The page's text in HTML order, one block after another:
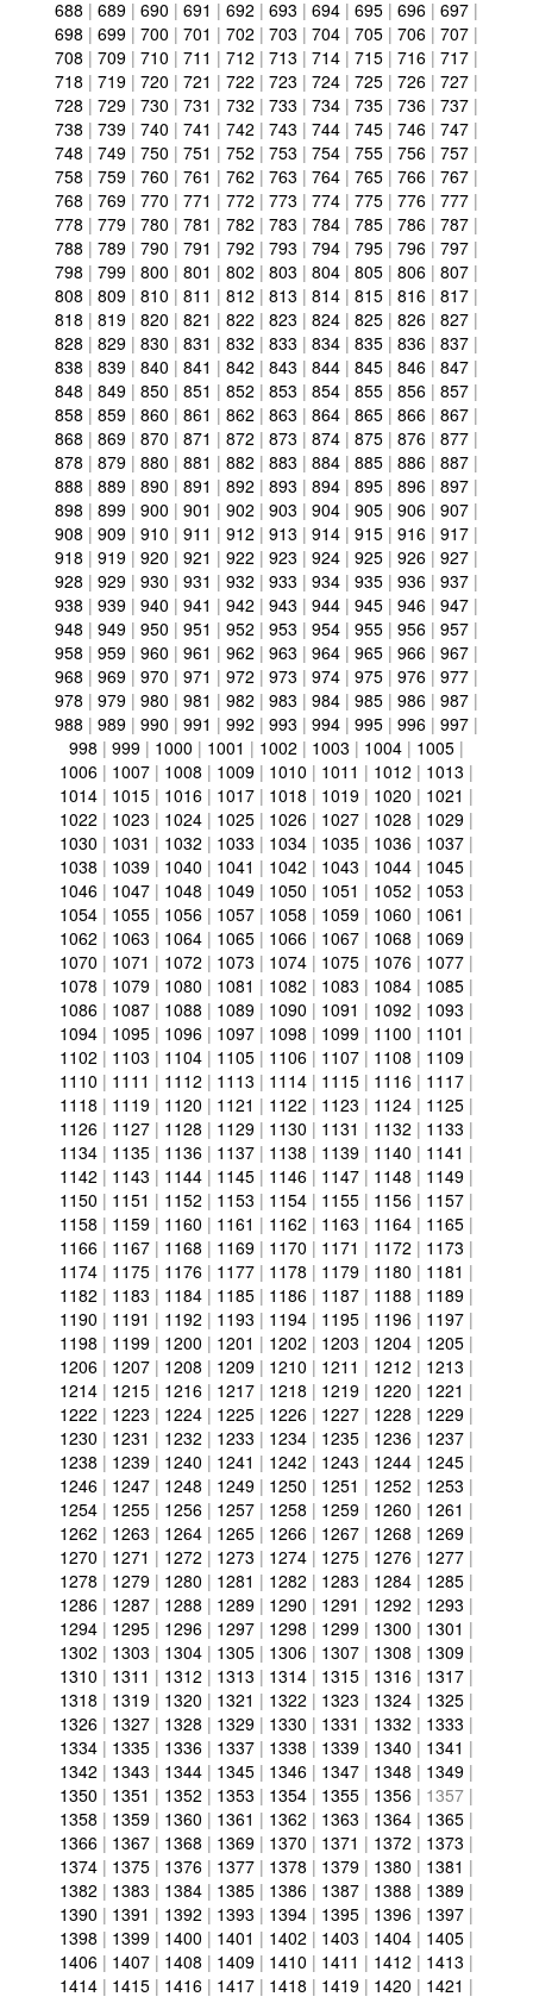
688 | 689 | 690 | 691 | 692 | 693 | 694 | 695 | 696 | 697 |
698 | 699 | 700 | 701 | 702 | 703 | 704 | 705 | 706 | 707 |
708 | 709 | 710 | 711 | 712 | 713 | 714 | 715 | 716 | 717 |
718 | 719 | 720 | 721 | 722 | 723 | 724 | 725 | 726 | 727 |
728 | 729 | 730 | 731 | 732 | 733 | 734 | 735 | 736 | 737 |
738 | 739 | 740 | 741 | 742 | 743 | 744 | 745 | 746 | 747 |
748 | 749 | 750 | 751 | 752 | 753 | 754 | 755 | 756 | 757 |
758 | 759 | 760 | 761 | 762 | 763 | 764 | 765 | 766 | 767 |
768 | 769 | 770 | 771 | 772 | 773 | 774 | 775 | 776 | 777 |
778 | 779 | 780 | 781 | 782 | 783 | 784 | 785 | 786 | 787 |
788 | 789 | 790 | 791 | 792 | 793 | 794 | 795 | 796 | 797 |
798 | 799 | 800 | 801 | 802 | 803 | 804 | 805 | 806 | 807 |
808 | 809 | 810 | 811 | 812 | 813 | 814 | 815 | 816 | 817 |
818 | 819 | 820 | 821 | 822 | 823 | 824 | 825 | 826 | 827 |
828 | 829 | 830 | 831 | 832 | 833 | 834 | 835 | 836 | 837 |
838 | 839 | 840 | 841 | 842 | 843 | 844 | 845 | 846 | 847 |
848 | 849 | 850 | 851 | 852 | 853 | 854 | 855 | 856 | 857 |
858 | 859 | 860 | 861 | 862 | 863 | 864 | 865 | 866 | 867 |
868 | 869 | 870 | 871 | 872 | 873 | 874 | 875 | 876 | 877 |
878 | 879 | 880 | 881 | 882 | 883 | 884 | 885 | 886 | 887 |
888 | 889 | 890 | 891 | 892 | 893 | 894 | 895 | 896 | 897 |
898 | 899 | 900 | 901 | 902 | 903 | 904 | 905 | 906 | 907 |
908 | 909 | 910 | 911 | 912 | 913 | 914 | 915 | 916 | 917 |
918 | 919 | 920 | 921 | 922 | 923 | 924 | 925 | 926 | 927 |
928 | 929 | 930 | 931 | 932 | 933 | 934 | 935 | 936 | 937 |
938 | 939 | 940 | 941 | 942 | 943 | 944 | 945 | 946 | 947 |
948 | 949 | 950 | 951 | 952 | 953 | 954 | 955 | 956 | 957 |
958 | 959 | 960 | 961 | 962 | 963 | 964 | 965 | 966 | 967 |
968 | 969 | 970 | 971 | 972 | 973 | 974 | 975 | 976 | 977 |
978 | 979 | 980 | 981 | 982 | 983 | 984 | 985 | 986 | 987 |
988 | 989 | 990 | 991 | 992 | 993 | 994 | 995 | 996 | 997 |
998 | 999 | 1000 | 1001 | 1002 | 1003 | 1004 | 1005 |
1006 | 1007 | 1008 | 1009 | 1010 | 1011 | 1012 | 1013 |
1014 | 1015 | 1016 | 1017 | 1018 | 1019 | 1020 | 1021 |
1022 | 1023 | 1024 | 1025 | 1026 | 1027 | 1028 | 1029 |
1030 | 1031 | 1032 | 1033 | 1034 | 1035 | 1036 | 1037 |
1038 | 1039 | 1040 | 1041 | 1042 | 1043 | 1044 | 1045 |
1046 | 1047 | 1048 | 1049 | 1050 | 1051 | 1052 | 1053 |
1054 | 1055 | 1056 | 1057 | 1058 | 1059 | 1060 | 1061 |
1062 | 1063 | 1064 | 1065 | 1066 | 1067 | 1068 | 1069 |
1070 | 1071 | 1072 | 1073 | 1074 | 1075 | 1076 | 1077 |
1078 | 1079 | 1080 | 1081 | 1082 | 1083 | 1084 | 1085 |
1086 | 1087 | 1088 | 1089 | 1090 | 1091 | 1092 | 1093 |
1094 | 1095 | 1096 | 1097 | 1098 | 1099 | 1100 | 1101 |
1102 | 1103 | 1104 | 1105 | 1106 | 1107 | 1108 | 1109 |
1110 | 1111 | 1112 | 1113 | 1114 | 1115 | 1116 | 1117 |
1118 | 1119 | 1120 | 1121 | 1122 | 1123 | 1124 | 1125 |
1126 | 1127 | 1128 | 1129 | 1130 | 1131 | 1132 | 1133 |
1134 | 1135 | 1136 | 1137 | 1138 | 1139 | 1140 | 1141 |
1142 | 1143 | 1144 | 1145 | 1146 | 1147 | 1148 | 1149 |
1150 | 1151 | 1152 | 1153 | 1154 | 1155 | 1156 | 1157 |
1158 | 1159 | 1160 | 1161 | 1162 | 1163 | 1164 | 1165 |
1166 | 1167 | 1168 | 1169 | 1170 | 1171 | 1172 | 1173 |
1174 | 1175 | 1176 | 1177 | 1178 | 1179 | 1180 | 1181 |
1182 | 1183 | 1184 | 1185 | 1186 | 1187 | 1188 | 1189 |
1190 | 1191 | 1192 | 1193 | 1194 | 1195 | 1196 | 1197 |
1198 | 1199 | 1200 | 1201 | 1202 | 1203 | 1204 | 1205 |
1206 | 1207 | 1208 | 1209 | 1210 | 1211 | 1212 | 1213 |
1214 | 1215 | 1216 | 1217 | 1218 | 1219 | 1220 | 1221 |
1222 | 1223 | 1224 | 1225 | 1226 | 1227 | 1228 | 1229 |
1230 | 1231 | 1232 | 1233 | 1234 | 1235 | 1236 | 1237 |
1238 | 1239 | 1240 | 1241 | 1242 | 1243 | 1244 | 1245 |
1246 | 1247 | 1248 | 1249 | 1250 | 1251 | 1252 | 1253 |
1254 | 1255 | 1256 | 1257 | 1258 | 1259 | 1260 | 1261 |
1262 | 1263 | 1264 | 1265 | 1266 | 1267 | 1268 | 1269 |
1270 | 1271 | 1272 | 1273 | 1274 | 1275 | 1276 | 1277 |
1278 | 1279 | 1280 | 1281 | 1282 | 1283 | 1284 | 1285 |
1286 | 1287 | 1288 | 1289 | 1290 | 1291 | 1292 | 1293 |
1294 | 1295 | 1296 | 1297 | 1298 | 1299 | 1300 | 1301 |
1302 | 1303 | 1304 | 1305 | 1306 | 1307 | 1308 | 1309 |
1310 | 1311 | 1312 | 1313 | 1314 | 1315 | 1316 | 1317 |
1318 | 1319 | 1320 | 1321 | 1322 | 1323 | 1324 | 1325 |
1326 | 1327 | 1328 | 1329 | 1330 | 1331 | 1332 | 1333 |
1334 | 1335 | 1336 | 1337 | 1338 | 1339 | 1340 | 1341 |
1342 | 1343 | 1344 | 1345 | 1346 | 1347 | 1348 | 1349 |
1350 | 1351 | 1352 | 1353 | 1354 | 1355 | 1356 | 1357 |
1358 | 1359 | 1360 | 1361 | 1362 | 1363 | 1364 | 1365 |
1366 | 1367 | 1368 | 1369 | 1370 | 1371 | 1372 | 1373 |
1374 | 1375 | 1376 | 1377 | 1378 | 1379 | 1380 | 1381 |
1382 | 1383 | 1384 | 1385 | 1386 | 1387 | 1388 | 1389 |
1390 | 1391 | 1392 | 1393 | 1394 | 1395 | 1396 | 1397 |
1398 | 1399 | 1400 | 1401 | 1402 | 1403 | 1404 | 1405 |
1406 | 1407 | 1408 | 1409 | 1410 | 1411 | 1412 | 1413 |
1414 | 1415 | 1416 | 1417 | 1418 | 1419 | 1420 | 1421 |